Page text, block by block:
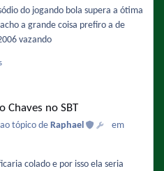
do jogando bola supera a ótima
a grande coisa prefiro a de
vazando
Chaves no SBT
tópico de Raphael
em
colado e por isso ela seria